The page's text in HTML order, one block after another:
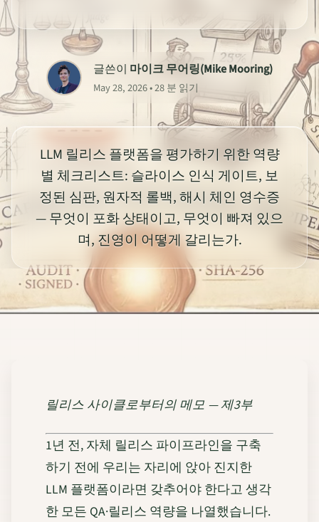
글쓴이 마이크 무어링(Mike Mooring)
May 28, 2026 • 28 분 읽기
LLM 릴리스 플랫폼을 평가하기 위한 역량
별 체크리스트: 슬라이스 인식 게이트, 보
정된 심판, 원자적 롤백, 해시 체인 영수증
— 무엇이 포화 상태이고, 무엇이 빠져 있으
며, 진영이 어떻게 갈리는가.
릴리스 사이클로부터의 메모 — 제3부
1년 전, 자체 릴리스 파이프라인을 구축
하기 전에 우리는 자리에 앉아 진지한
LLM 플랫폼이라면 갖추어야 한다고 생각
한 모든 QA·릴리스 역량을 나열했습니다.